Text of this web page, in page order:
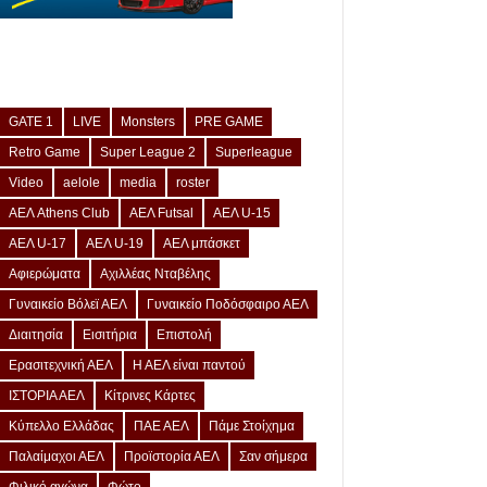
GATE 1 LIVE Monsters
PRE GAME
Retro Game
Super League 2
Superleague
Video
aelole media
roster
ΑΕΛ Athens Club
ΑΕΛ Futsal
ΑΕΛ U-15
ΑΕΛ U-17
ΑΕΛ U-19
ΑΕΛ μπάσκετ
Αφιερώματα
Αχιλλέας Νταβέλης
Γυναικείο Βόλεϊ ΑΕΛ
Γυναικείο Ποδόσφαιρο ΑΕΛ
Διαιτησία
Εισιτήρια
Επιστολή
Ερασιτεχνική ΑΕΛ
Η ΑΕΛ είναι παντού
ΙΣΤΟΡΙΑ ΑΕΛ
Κίτρινες Κάρτες
Κύπελλο Ελλάδας
ΠΑΕ ΑΕΛ
Πάμε Στοίχημα
Παλαίμαχοι ΑΕΛ
Προϊστορία ΑΕΛ
Σαν σήμερα